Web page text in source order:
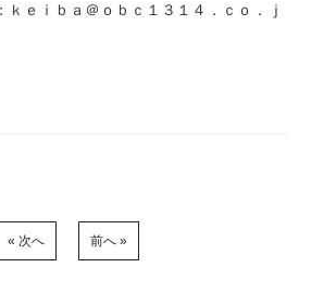
ｋｅｉｂａ＠ｏｂｃ１３１４．ｃｏ．ｊ
« 次へ 前へ »